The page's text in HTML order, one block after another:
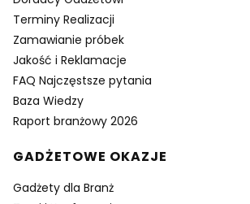
Terminy Realizacji
Zamawianie próbek
Jakość i Reklamacje
FAQ Najczęstsze pytania
Baza Wiedzy
Raport branżowy 2026
GADŻETOWE OKAZJE
Gadżety dla Branż